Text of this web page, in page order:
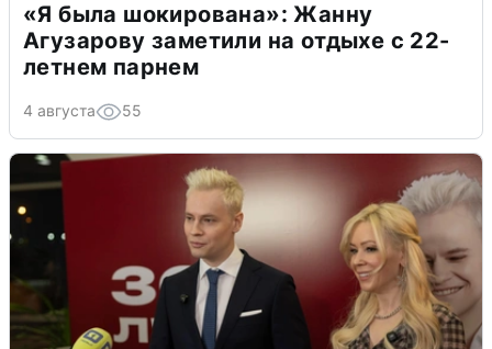
«Я была шокирована»: Жанну
Агузарову заметили на отдыхе с 22-
летнем парнем
4 августа 55